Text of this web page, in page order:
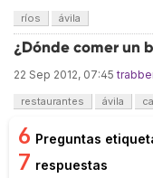
ríos ávila
¿Dónde comer un
22 Sep 2012, 07:45
restaurantes ávila
6 Preguntas
7 respuestas